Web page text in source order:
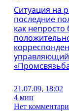
Ситуация на
последние
как непросто
21.07.09, 18:02
4 мин
Нет